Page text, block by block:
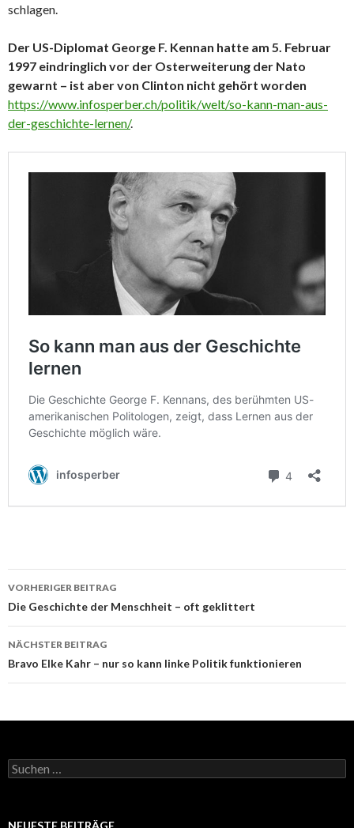
schlagen.
Der US-Diplomat George F. Kennan hatte am 5. Februar
1997 eindringlich vor der Osterweiterung der Nato
gewarnt – ist aber von Clinton nicht gehört worden
https://www.infosperber.ch/politik/welt/so-kann-man-aus-
der-geschichte-lernen/.
Beitrags-
Navigation
VORHERIGER BEITRAG
Die Geschichte der Menschheit – oft geklittert
NÄCHSTER BEITRAG
Bravo Elke Kahr – nur so kann linke Politik funktionieren
Suchen
nach:
NEUESTE BEITRÄGE